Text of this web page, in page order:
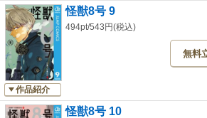
作品紹介
怪獣8号 9
494pt/543円(税込)
無料
怪獣8号 10